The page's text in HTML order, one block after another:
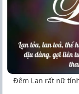
Đệm Lan rất nữ